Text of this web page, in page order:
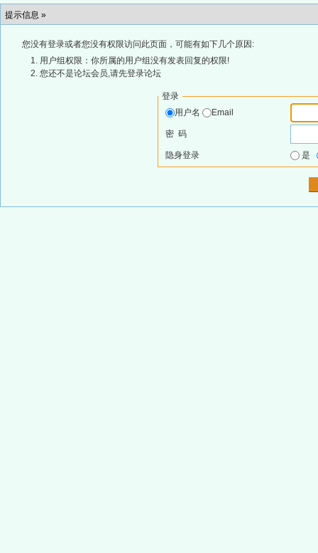
提示信息 »
您没有登录或者您没有权限访问此页面，可能有如下几个原因:
用户组权限：你所属的用户组没有发表回复的权限!
您还不是论坛会员,请先登录论坛
登录
用户名
Email
密 码
隐身登录 是